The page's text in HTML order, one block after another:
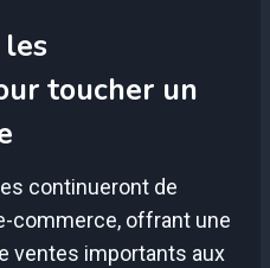
les
toucher un
continueront de
commerce, offrant une
ventes importants aux